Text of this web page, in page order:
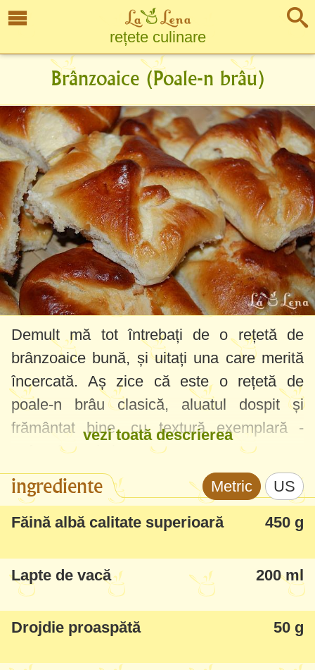
rețete culinare
Brânzoaice (Poale-n brâu)
Demult mă tot întrebați de o rețetă de
brânzoaice bună, și uitați una care merită
încercată. Aș zice că este o rețetă de
poale-n brâu clasică, aluatul dospit și
frământat bine, cu textură exemplară -
pufos, fraged și aromat.
Recomand să le încercați neapărat, foarte
gustoase și frumoase.
vezi toată descrierea
ingrediente Metric US
Făină albă calitate superioară 450 g
Lapte de vacă 200 ml
Drojdie proaspătă 50 g